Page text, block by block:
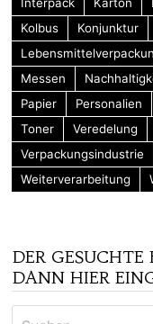
Kolbus
Konjunktur
Messen
Papier
Personalien
Toner
Veredelung
Verpackungsindustrie
Weiterverarbeitung
DER
DANN HIER